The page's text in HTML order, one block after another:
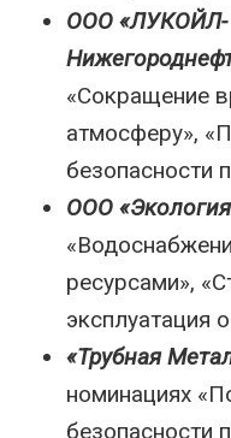
ООО «ЛУКОЙЛ-
«Сокращение
атмосферу»,
безопасности
ООО
ресурсами»,
эксплуатация
«Трубная
номинациях
безопасности